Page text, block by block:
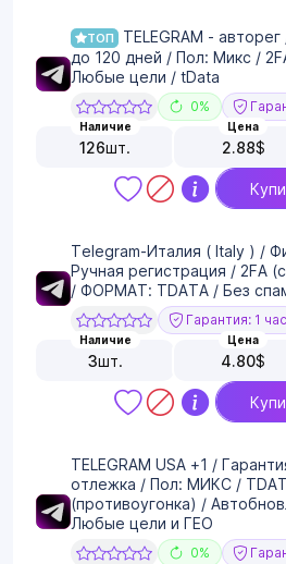
ТОП
TELEGRAM -
до 120 дней / Пол: Микс /
Любые цели / tData
0%
Наличие
126шт.
Цена
2.88$
Telegram-Италия ( Italy ) /
Ручная регистрация / 2FA
/ ФОРМАТ: TDATA / Без
Гарантия: 1 час
Наличие
3шт.
Цена
4.80$
TELEGRAM USA +1 /
отлежка / Пол: МИКС /
(противоугонка) /
Любые цели и ГЕО
0%